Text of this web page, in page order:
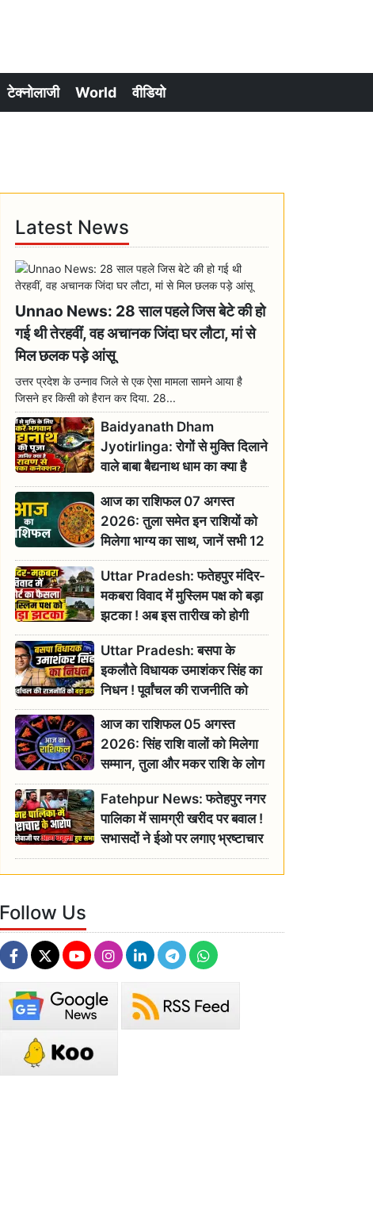
टेक्नोलाजी World वीडियो
Latest News
Unnao News: 28 साल पहले जिस बेटे की हो
गई थी तेरहवीं, वह अचानक जिंदा घर लौटा, मां से
मिल छलक पड़े आंसू
उत्तर प्रदेश के उन्नाव जिले से एक ऐसा मामला सामने आया है
जिसने हर किसी को हैरान कर दिया. 28...
Baidyanath Dham
Jyotirlinga: रोगों से मुक्ति दिलाने
वाले बाबा बैद्यनाथ धाम का क्या है
रावण से संबंध? जानिए ज्योतिर्लिंग की
महिमा
आज का राशिफल 07 अगस्त
2026: तुला समेत इन राशियों को
मिलेगा भाग्य का साथ, जानें सभी 12
राशियों का दैनिक भाग्यफल
Uttar Pradesh: फतेहपुर मंदिर-
मकबरा विवाद में मुस्लिम पक्ष को बड़ा
झटका ! अब इस तारीख को होगी
सुनवाई
Uttar Pradesh: बसपा के
इकलौते विधायक उमाशंकर सिंह का
निधन ! पूर्वांचल की राजनीति को
बड़ा झटका, योगी ने जताया दुःख
आज का राशिफल 05 अगस्त
2026: सिंह राशि वालों को मिलेगा
सम्मान, तुला और मकर राशि के लोग
रहें सतर्क
Fatehpur News: फतेहपुर नगर
पालिका में सामग्री खरीद पर बवाल !
सभासदों ने ईओ पर लगाए भ्रष्टाचार
के गंभीर आरोप
Follow Us